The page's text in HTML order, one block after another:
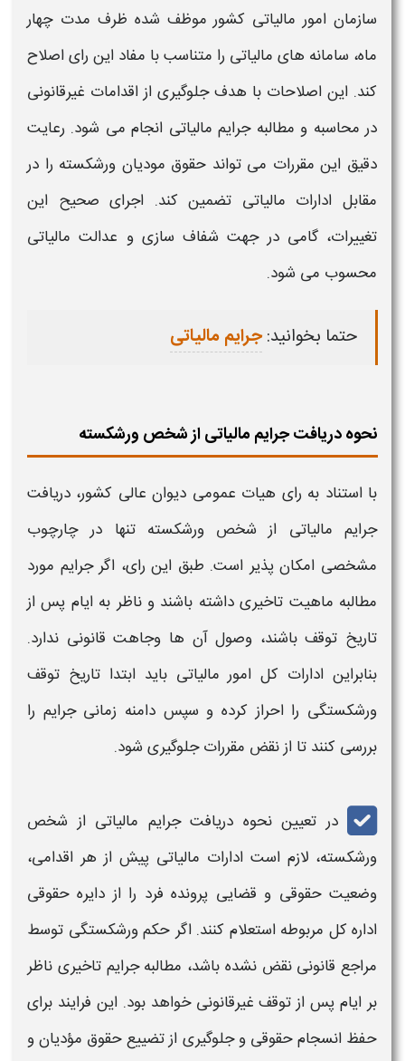
سازمان امور مالیاتی کشور موظف شده ظرف مدت چهار
ماه، سامانه های مالیاتی را متناسب با مفاد این رای اصلاح
کند. این اصلاحات با هدف جلوگیری از اقدامات غیرقانونی
در محاسبه و مطالبه جرایم مالیاتی انجام می شود. رعایت
دقیق این مقررات می تواند حقوق مودیان ورشکسته را در
مقابل ادارات مالیاتی تضمین کند. اجرای صحیح این
تغییرات، گامی در جهت شفاف سازی و عدالت مالیاتی
محسوب می شود.
حتما بخوانید:جرایم مالیاتی
نحوه دریافت جرایم مالیاتی از شخص ورشکسته
با استناد به رای هیات عمومی دیوان عالی کشور، دریافت
جرایم مالیاتی از شخص ورشکسته تنها در چارچوب
مشخصی امکان پذیر است. طبق این رای، اگر جرایم مورد
مطالبه ماهیت تاخیری داشته باشند و ناظر به ایام پس از
تاریخ توقف باشند، وصول آن ها وجاهت قانونی ندارد.
بنابراین ادارات کل امور مالیاتی باید ابتدا تاریخ توقف
ورشکستگی را احراز کرده و سپس دامنه زمانی جرایم را
بررسی کنند تا از نقض مقررات جلوگیری شود.
در تعییننحوه دریافت جرایم مالیاتی از شخص
ورشکسته، لازم است ادارات مالیاتی پیش از هر اقدامی،
وضعیت حقوقی و قضایی پرونده فرد را از دایره حقوقی
اداره کل مربوطه استعلام کنند. اگر حکم ورشکستگی توسط
مراجع قانونی نقض نشده باشد، مطالبه جرایم تاخیری ناظر
بر ایام پس از توقف غیرقانونی خواهد بود. این فرایند برای
حفظ انسجام حقوقی و جلوگیری از تضییع حقوق مؤدیان و